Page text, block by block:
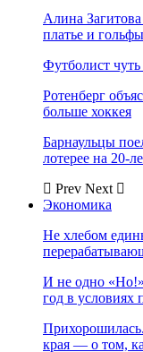
Алина
платье и
Футболист
Ротенберг
больше хоккея
Барнаульцы
лотерее на 20-
Prev Next
Экономика
Не хлебом
И не одно
год в
края — о том,